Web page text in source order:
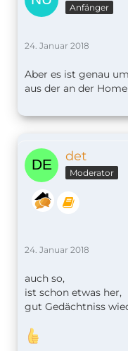
Anfänger
24. Januar 2018
Aber es ist genau
aus der an der
det
Moderator
24. Januar 2018
auch so,
ist schon etwas her,
gut Gedächtniss